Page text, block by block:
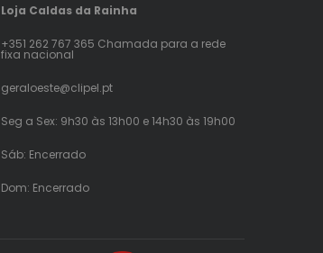
Loja Caldas da Rainha
+351 262 767 365 Chamada para a rede
fixa nacional
geraloeste@clipel.pt
Seg a Sex: 9h30 às 13h00 e 14h30 às 19h00
Sáb: Encerrado
Dom: Encerrado